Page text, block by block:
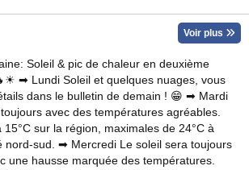
Voir plus
Soleil & pic de chaleur en deuxième
➡ Lundi Soleil et quelques nuages, vous
dans le bulletin de demain ! 😁 ➡ Mardi
avec des températures agréables.
15°C sur la région, maximales de 24°C à
nord-sud. ➡ Mercredi Le soleil sera toujours
une hausse marquée des températures.